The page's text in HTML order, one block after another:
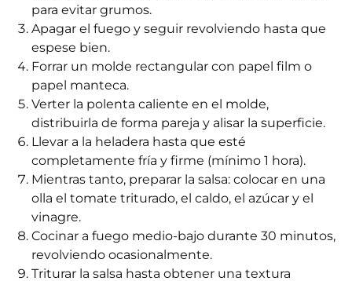
para evitar grumos.
Apagar el fuego y seguir revolviendo hasta que
espese bien.
Forrar un molde rectangular con papel film o
papel manteca.
Verter la polenta caliente en el molde,
distribuirla de forma pareja y alisar la superficie.
Llevar a la heladera hasta que esté
completamente fría y firme (mínimo 1 hora).
Mientras tanto, preparar la salsa: colocar en una
olla el tomate triturado, el caldo, el azúcar y el
vinagre.
Cocinar a fuego medio-bajo durante 30 minutos,
revolviendo ocasionalmente.
Triturar la salsa hasta obtener una textura